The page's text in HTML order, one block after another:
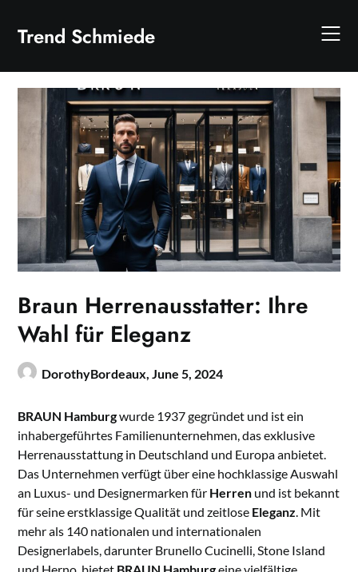
content
Trend Schmiede
Braun Herrenausstatter: Ihre
Wahl für Eleganz
DorothyBordeaux,June 5, 2024
BRAUN Hamburgwurde 1937 gegründet und ist ein
inhabergeführtes Familienunternehmen, das exklusive
Herrenausstattung in Deutschland und Europa anbietet.
Das Unternehmen verfügt über eine hochklassige Auswahl
an Luxus- und Designermarken für Herren und ist bekannt
für seine erstklassige Qualität und zeitlose Eleganz. Mit
mehr als 140 nationalen und internationalen
Designerlabels, darunter Brunello Cucinelli, Stone Island